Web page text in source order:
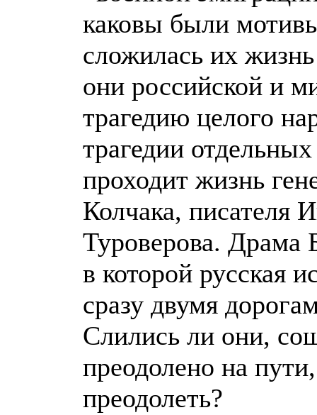
каковы были
сложилась их
они российской и
трагедию целого
трагедии
проходит жизнь
Колчака, писателя
Туроверова. Драма
в которой русская
сразу двумя
Слились ли они,
преодолено на
преодолеть?